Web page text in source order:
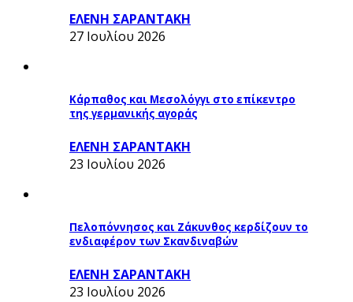
ΕΛΕΝΗ ΣΑΡΑΝΤΑΚΗ
27 Ιουλίου 2026
Κάρπαθος και Μεσολόγγι στο επίκεντρο
της γερμανικής αγοράς
ΕΛΕΝΗ ΣΑΡΑΝΤΑΚΗ
23 Ιουλίου 2026
Πελοπόννησος και Ζάκυνθος κερδίζουν το
ενδιαφέρον των Σκανδιναβών
ΕΛΕΝΗ ΣΑΡΑΝΤΑΚΗ
23 Ιουλίου 2026